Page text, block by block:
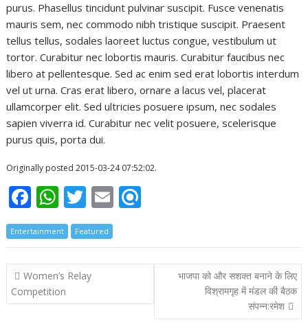
purus. Phasellus tincidunt pulvinar suscipit. Fusce venenatis
mauris sem, nec commodo nibh tristique suscipit. Praesent
tellus tellus, sodales laoreet luctus congue, vestibulum ut
tortor. Curabitur nec lobortis mauris. Curabitur faucibus nec
libero at pellentesque. Sed ac enim sed erat lobortis interdum
vel ut urna. Cras erat libero, ornare a lacus vel, placerat
ullamcorper elit. Sed ultricies posuere ipsum, nec sodales
sapien viverra id. Curabitur nec velit posuere, scelerisque
purus quis, porta dui.
Originally posted 2015-03-24 07:52:02.
F
ac
e
b
o
o
W
h
at
s
A
p
T
w
itt
er
E
ai
l
i
n
Entertainment Featured
Post
navigation
Women’s Relay
Competition
भाजपा को और सशक्त बनाने के लिए
विश्रामगृह में मंडल की बैठक
संपन्न:रमेश